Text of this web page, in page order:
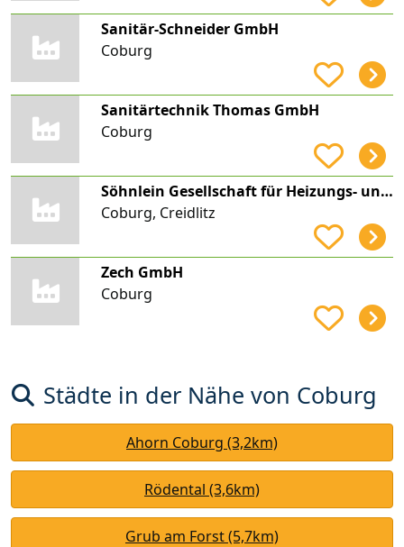
Sanitär-Schneider GmbH
Coburg
Sanitärtechnik Thomas GmbH
Coburg
Söhnlein Gesellschaft für Heizungs- und Klimatechnik mbH
Coburg, Creidlitz
Zech GmbH
Coburg
Städte in der Nähe von Coburg
Ahorn Coburg (3,2km)
Rödental (3,6km)
Grub am Forst (5,7km)